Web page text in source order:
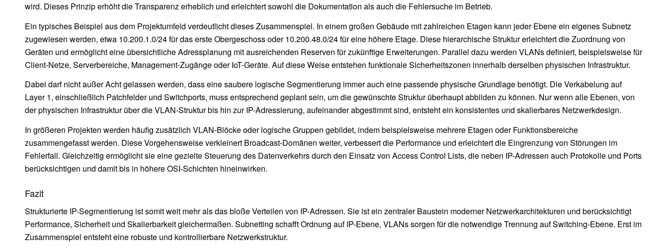
wird. Dieses Prinzip erhöht die Transparenz erheblich und erleichtert sowohl die Dokumentation als auch die Fehlersuche im Betrieb.
Ein typisches Beispiel aus dem Projektumfeld verdeutlicht dieses Zusammenspiel. In einem großen Gebäude mit zahlreichen Etagen kann jeder Ebene ein eigenes Subnetz
zugewiesen werden, etwa 10.200.1.0/24 für das erste Obergeschoss oder 10.200.48.0/24 für eine höhere Etage. Diese hierarchische Struktur erleichtert die Zuordnung von
Geräten und ermöglicht eine übersichtliche Adressplanung mit ausreichenden Reserven für zukünftige Erweiterungen. Parallel dazu werden VLANs definiert, beispielsweise für
Client-Netze, Serverbereiche, Management-Zugänge oder IoT-Geräte. Auf diese Weise entstehen funktionale Sicherheitszonen innerhalb derselben physischen Infrastruktur.
Dabei darf nicht außer Acht gelassen werden, dass eine saubere logische Segmentierung immer auch eine passende physische Grundlage benötigt. Die Verkabelung auf
Layer 1, einschließlich Patchfelder und Switchports, muss entsprechend geplant sein, um die gewünschte Struktur überhaupt abbilden zu können. Nur wenn alle Ebenen, von
der physischen Infrastruktur über die VLAN-Struktur bis hin zur IP-Adressierung, aufeinander abgestimmt sind, entsteht ein konsistentes und skalierbares Netzwerkdesign.
In größeren Projekten werden häufig zusätzlich VLAN-Blöcke oder logische Gruppen gebildet, indem beispielsweise mehrere Etagen oder Funktionsbereiche
zusammengefasst werden. Diese Vorgehensweise verkleinert Broadcast-Domänen weiter, verbessert die Performance und erleichtert die Eingrenzung von Störungen im
Fehlerfall. Gleichzeitig ermöglicht sie eine gezielte Steuerung des Datenverkehrs durch den Einsatz von Access Control Lists, die neben IP-Adressen auch Protokolle und Ports
berücksichtigen und damit bis in höhere OSI-Schichten hineinwirken.
Fazit
Strukturierte IP-Segmentierung ist somit weit mehr als das bloße Verteilen von IP-Adressen. Sie ist ein zentraler Baustein moderner Netzwerkarchitekturen und berücksichtigt
Performance, Sicherheit und Skalierbarkeit gleichermaßen. Subnetting schafft Ordnung auf IP-Ebene, VLANs sorgen für die notwendige Trennung auf Switching-Ebene. Erst im
Zusammenspiel entsteht eine robuste und kontrollierbare Netzwerkstruktur.